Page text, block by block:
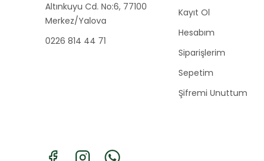
Altınkuyu Cd. No:6, 77100
Merkez/Yalova
0226 814 44 71
Kayıt Ol
Hesabım
Siparişlerim
Sepetim
Şifremi Unuttum